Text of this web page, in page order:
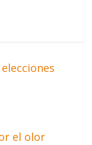
el olor